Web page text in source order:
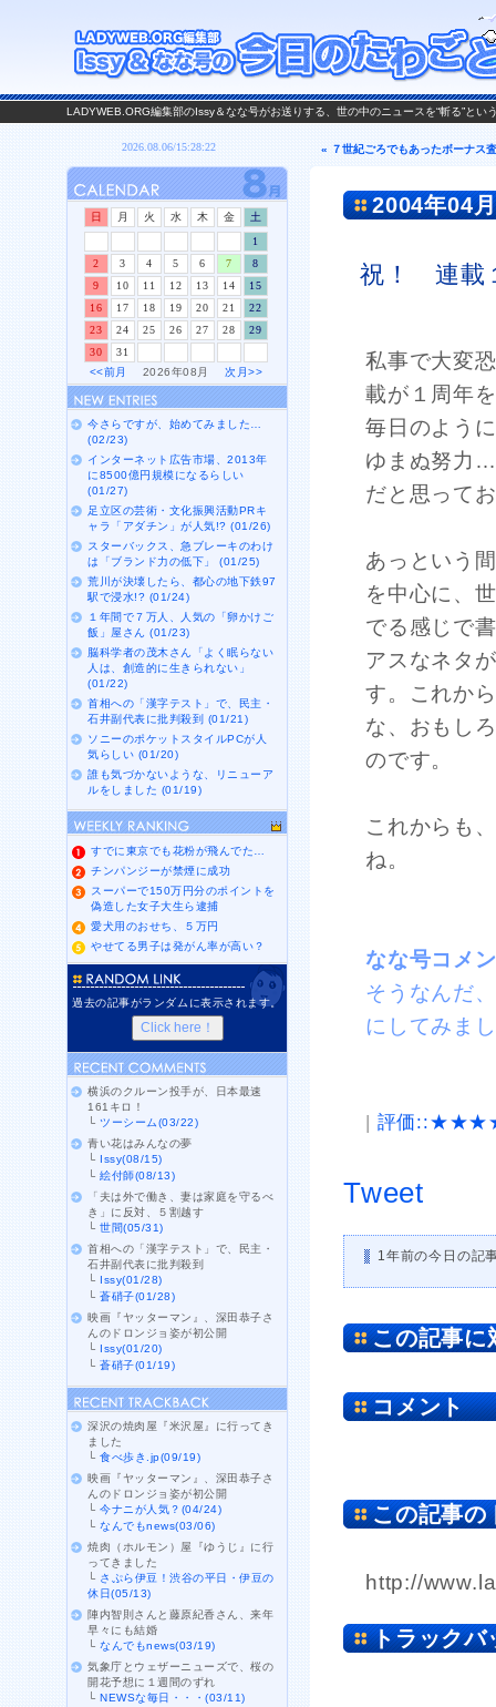
LADYWEB.ORG編集部のIssy＆なな号がお送りする、世の中のニュースを“斬る”と
« ７世紀ごろでもあったボーナス
2004年04
祝！ 連載
私事で大変
載が１周年
毎日のよう
ゆまぬ努力
だと思って
あっという
を中心に、
でる感じで
アスなネタ
す。これか
な、おもし
のです。
これからも
ね。
なな号コ
そうなんだ
にしてみま
| 評価
Tweet
1年前の今日の記
この記事に
コメント
この記事の
http://
トラックバ
日 月 火 水 木 金
土
1
2
3 4 5 6 7
8
9
10 11 12 13 14
15
16
17 18 19 20 21
22
23
24 25 26 27 28
29
30
31
<<前月
2026年08月次月>>
今さらですが、始めてみました…
(02/23)
インターネット広告市場、2013年
に8500億円規模になるらしい
(01/27)
足立区の芸術・文化振興活動PRキ
ャラ「アダチン」が人気!? (01/26)
スターバックス、急ブレーキのわけ
は「ブランド力の低下」 (01/25)
荒川が決壊したら、都心の地下鉄97
駅で浸水!? (01/24)
１年間で７万人、人気の「卵かけご
飯」屋さん (01/23)
脳科学者の茂木さん「よく眠らない
人は、創造的に生きられない」
(01/22)
首相への「漢字テスト」で、民主・
石井副代表に批判殺到 (01/21)
ソニーのポケットスタイルPCが人
気らしい (01/20)
誰も気づかないような、リニューア
ルをしました (01/19)
すでに東京でも花粉が飛んでた…
チンパンジーが禁煙に成功
スーパーで150万円分のポイントを
偽造した女子大生ら逮捕
愛犬用のおせち、５万円
やせてる男子は発がん率が高い？
過去の記事がランダムに表示されます。
横浜のクルーン投手が、日本最速
161キロ！
└ツーシーム(03/22)
青い花はみんなの夢
└ Issy(08/15)
└絵付師(08/13)
「夫は外で働き、妻は家庭を守るべ
き」に反対、５割越す
└世間(05/31)
首相への「漢字テスト」で、民主・
石井副代表に批判殺到
└ Issy(01/28)
└蒼硝子(01/28)
映画『ヤッターマン』、深田恭子さ
んのドロンジョ姿が初公開
└ Issy(01/20)
└蒼硝子(01/19)
深沢の焼肉屋『米沢屋』に行ってき
ました
└食べ歩き.jp(09/19)
映画『ヤッターマン』、深田恭子さ
んのドロンジョ姿が初公開
└今ナニが人気？(04/24)
└なんでもnews(03/06)
焼肉（ホルモン）屋『ゆうじ』に行
ってきました
└ さぷら伊豆！渋谷の平日・伊豆の
休日(05/13)
陣内智則さんと藤原紀香さん、来年
早々にも結婚
└なんでもnews(03/19)
気象庁とウェザーニューズで、桜の
開花予想に１週間のずれ
└NEWSな毎日・・・(03/11)